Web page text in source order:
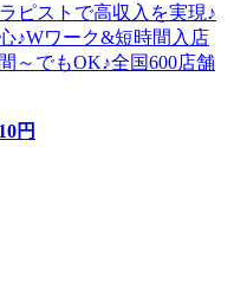
ピストで高収入を実現♪
♪Wワーク&短時間入店
～でもOK♪全国600店舗
円